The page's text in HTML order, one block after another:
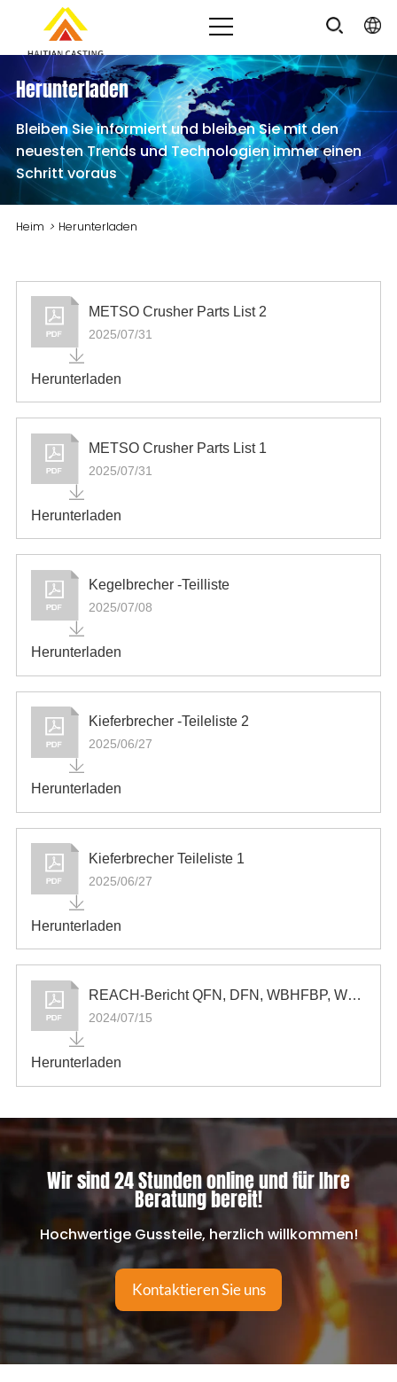
Herunterladen
Bleiben Sie informiert und bleiben Sie mit den
neuesten Trends und Technologien immer einen
Schritt voraus
Heim > Herunterladen
METSO Crusher Parts List 2
2025/07/31
Herunterladen
METSO Crusher Parts List 1
2025/07/31
Herunterladen
Kegelbrecher -Teilliste
2025/07/08
Herunterladen
Kieferbrecher -Teileliste 2
2025/06/27
Herunterladen
Kieferbrecher Teileliste 1
2025/06/27
Herunterladen
REACH-Bericht QFN, DFN, WBHFBP, WLCSP, HFBP2-3-6L
2024/07/15
Herunterladen
Wir sind 24 Stunden online und für Ihre
Beratung bereit!
Hochwertige Gussteile, herzlich willkommen!
Kontaktieren Sie uns